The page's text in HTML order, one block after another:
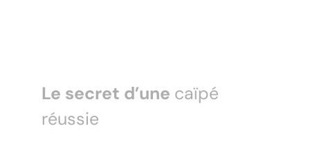
Le secret d’une caïpé
réussie